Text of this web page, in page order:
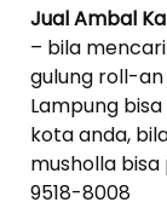
Jual Ambal
– bila
gulung roll-an
Lampung
kota anda,
musholla
9518-8008